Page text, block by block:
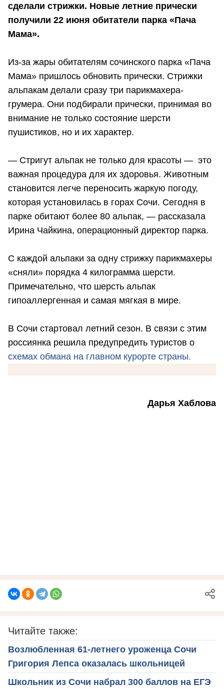
сделали стрижки. Новые летние прически
получили 22 июня обитатели парка «Пача
Мама».
Из-за жары обитателям сочинского парка «Пача
Мама» пришлось обновить прически. Стрижки
альпакам делали сразу три парикмахера-
грумера. Они подбирали прически, принимая во
внимание не только состояние шерсти
пушистиков, но и их характер.
— Стригут альпак не только для красоты — это
важная процедура для их здоровья. Животным
становится легче переносить жаркую погоду,
которая установилась в горах Сочи. Сегодня в
парке обитают более 80 альпак, — рассказала
Ирина Чайкина, операционный директор парка.
С каждой альпаки за одну стрижку парикмахеры
«сняли» порядка 4 килограмма шерсти.
Примечательно, что шерсть альпак
гипоаллергенная и самая мягкая в мире.
В Сочи стартовал летний сезон. В связи с этим
россиянка решила предупредить туристов о
схемах обмана на главном курорте страны.
Дарья Хаблова
Читайте также:
Возлюбленная 61-летнего уроженца Сочи
Григория Лепса оказалась школьницей
Школьник из Сочи набрал 300 баллов на ЕГЭ